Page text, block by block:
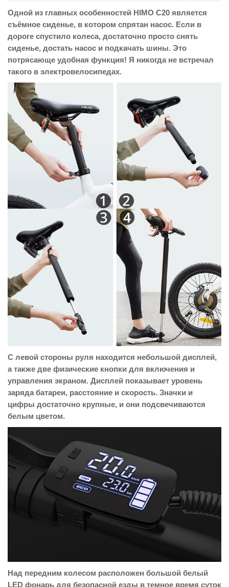
Одной из главных особенностей HIMO C20 является
съёмное сиденье, в котором спрятан насос. Если в
дороге спустило колеса, достаточно просто снять
сиденье, достать насос и подкачать шины. Это
потрясающе удобная функция! Я никогда не встречал
такого в электровелосипедах.
С левой стороны руля находится небольшой дисплей,
а также две физические кнопки для включения и
управления экраном. Дисплей показывает уровень
заряда батареи, расстояние и скорость. Значки и
цифры достаточно крупные, и они подсвечиваются
белым цветом.
Над передним колесом расположен большой белый
LED фонарь для безопасной езды в темное время суток